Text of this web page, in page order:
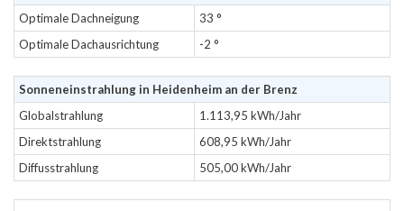
Optimale Dachneigung
33 °
Optimale Dachausrichtung
-2 °
Sonneneinstrahlung in Heidenheim an der Brenz
Globalstrahlung
1.113,95 kWh/Jahr
Direktstrahlung
608,95 kWh/Jahr
Diffusstrahlung
505,00 kWh/Jahr